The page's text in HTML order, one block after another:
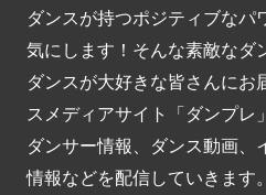
ダンスが持つポジティブなパ
気にします！そんな素敵なダ
ダンスが大好きな皆さんにお
スメディアサイト「ダンプレ
ダンサー情報、ダンス動画、
情報などを配信していきます。